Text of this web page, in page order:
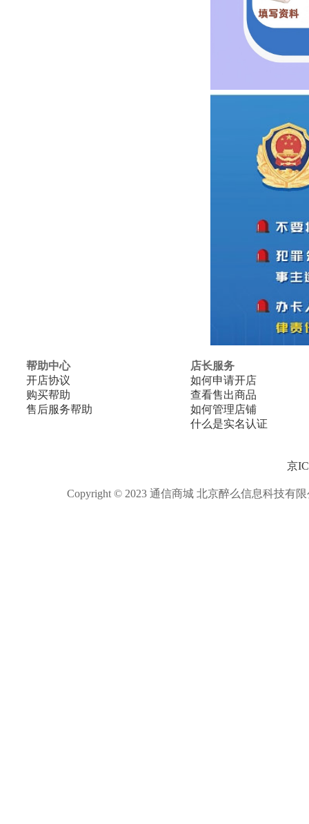
帮助中心
开店协议
购买帮助
售后服务帮助
店长服务
如何申请开店
查看售出商品
如何管理店铺
什么是实名认证
京
Copyright © 2023 通信商城 北京醉么信息科技有